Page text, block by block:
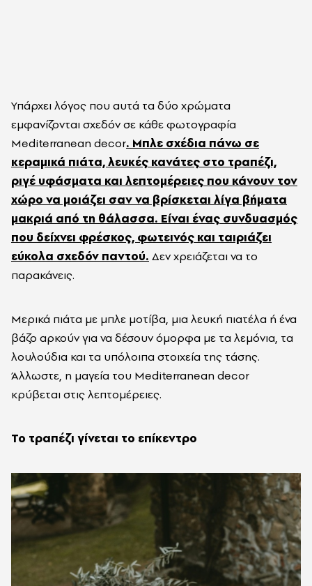
Υπάρχει λόγος που αυτά τα δύο χρώματα
εμφανίζονται σχεδόν σε κάθε φωτογραφία
Mediterranean decor. Μπλε σχέδια πάνω σε
κεραμικά πιάτα, λευκές κανάτες στο τραπέζι,
ριγέ υφάσματα και λεπτομέρειες που κάνουν τον
χώρο να μοιάζει σαν να βρίσκεται λίγα βήματα
μακριά από τη θάλασσα. Είναι ένας συνδυασμός
που δείχνει φρέσκος, φωτεινός και ταιριάζει
εύκολα σχεδόν παντού. Δεν χρειάζεται να το
παρακάνεις.
Μερικά πιάτα με μπλε μοτίβα, μια λευκή πιατέλα ή ένα
βάζο αρκούν για να δέσουν όμορφα με τα λεμόνια, τα
λουλούδια και τα υπόλοιπα στοιχεία της τάσης.
Άλλωστε, η μαγεία του Mediterranean decor
κρύβεται στις λεπτομέρειες.
Το τραπέζι γίνεται το επίκεντρο